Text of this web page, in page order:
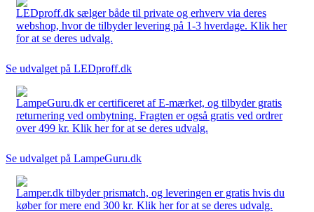
LEDproff.dk sælger både til private og erhverv via deres
webshop, hvor de tilbyder levering på 1-3 hverdage. Klik her
for at se deres udvalg.
Se udvalget på LEDproff.dk
LampeGuru.dk er certificeret af E-mærket, og tilbyder gratis
returnering ved ombytning. Fragten er også gratis ved ordrer
over 499 kr. Klik her for at se deres udvalg.
Se udvalget på LampeGuru.dk
Lamper.dk tilbyder prismatch, og leveringen er gratis hvis du
køber for mere end 300 kr. Klik her for at se deres udvalg.